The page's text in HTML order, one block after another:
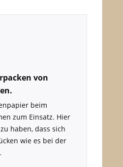
von
beim
zum Einsatz. Hier
haben, dass sich
wie es bei der